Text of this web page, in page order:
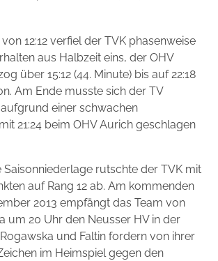
12:12 verfiel der TVK phasenweise
aus Halbzeit eins, der OHV
über 15:12 (44. Minute) bis auf 22:18
Am Ende musste sich der TV
einer schwachen
21:24 beim OHV Aurich geschlagen
Saisonniederlage rutschte der TVK mit
auf Rang 12 ab. Am kommenden
2013 empfängt das Team von
um 20 Uhr den Neusser HV in der
und Faltin fordern von ihrer
im Heimspiel gegen den